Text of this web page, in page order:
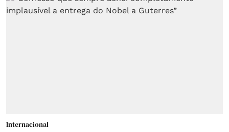
Internacional